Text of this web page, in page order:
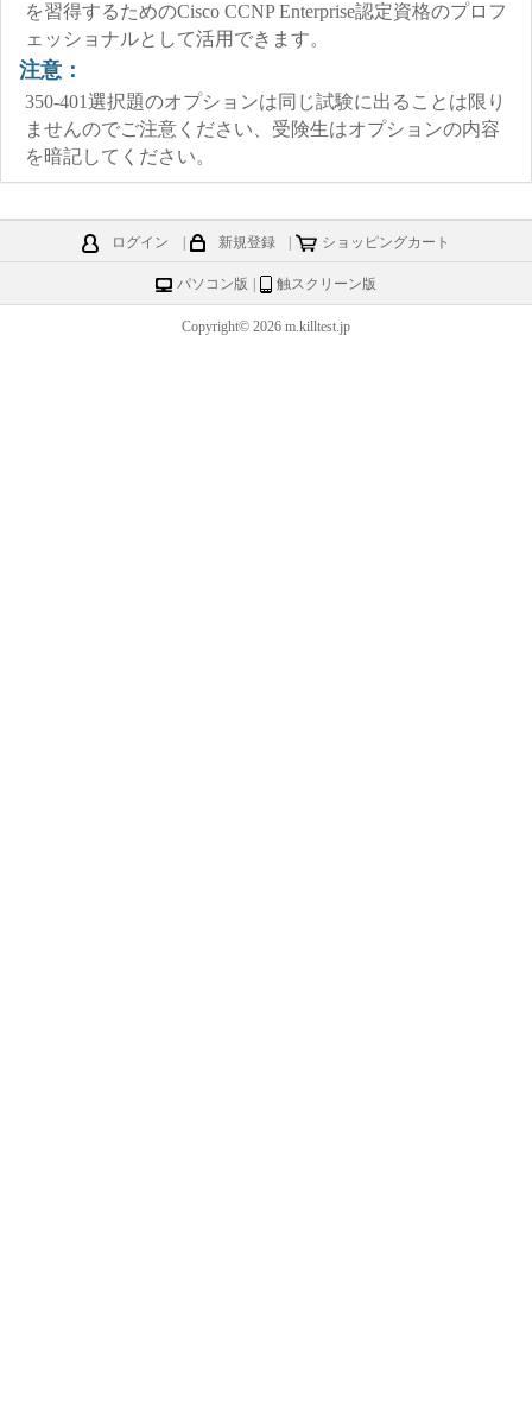
を習得するためのCisco CCNP Enterprise認定資格のプロフ
ェッショナルとして活用できます。
注意：
350-401選択題のオプションは同じ試験に出ることは限り
ませんのでご注意ください、受険生はオプションの内容
を暗記してください。
ログイン 新規登録 ショッピングカート
パソコン版 触スクリーン版
Copyright© 2026 m.killtest.jp